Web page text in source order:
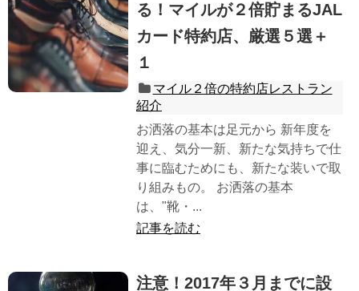
る！マイルが２倍貯まるJAL
カード特約店、厳選５選＋
１
マイル２倍の特約店レストラン
紹介
お洒落の基本は足元から 新年度を
迎え、気分一新、新たな気持ちで仕
事に臨むためにも、新たな装いで取
り組みもの。 お洒落の基本
は、"靴・...
記事を読む
注意！2017年３月までに設